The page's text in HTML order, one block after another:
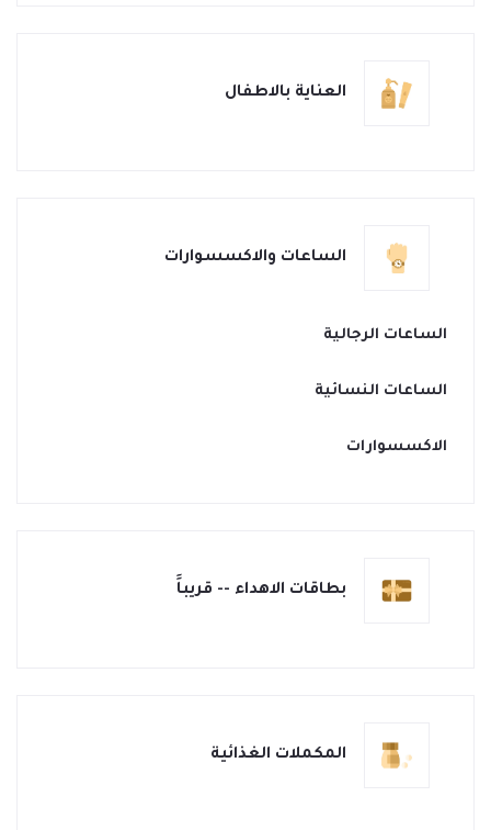
العناية بالاطفال
الساعات والاكسسوارات
الساعات الرجالية
الساعات النسائية
الاكسسوارات
بطاقات الاهداء -- قريباََ
المكملات الغذائية